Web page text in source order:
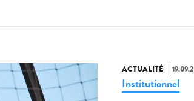
ACTUALITÉ
Institutionnel